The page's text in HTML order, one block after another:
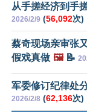
从手搓经济到手
2026/2/9 (56,092次)
蔡奇现场亲审张
假戏真做 🖼️📝
军委修订纪律处
2026/2/8 (62,136次)